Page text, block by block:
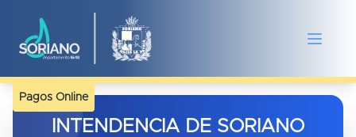
Pagos Online
INTENDENCIA DE SORIANO